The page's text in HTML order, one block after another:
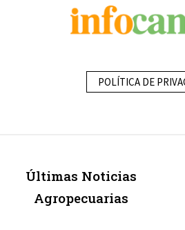
POLÍTICA DE
Últimas Noticias
Agropecuarias